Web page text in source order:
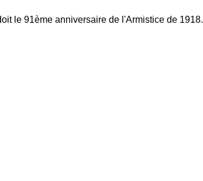
le 91ème anniversaire de l'Armistice de 1918.